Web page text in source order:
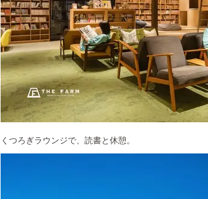
くつろぎラウンジで、読書と休憩。